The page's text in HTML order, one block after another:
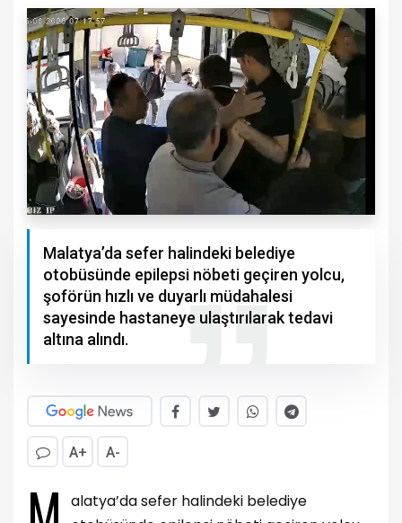
Malatya’da sefer halindeki belediye
otobüsünde epilepsi nöbeti geçiren yolcu,
şoförün hızlı ve duyarlı müdahalesi
sayesinde hastaneye ulaştırılarak tedavi
altına alındı.
A+ A-
alatya’da sefer halindeki belediye